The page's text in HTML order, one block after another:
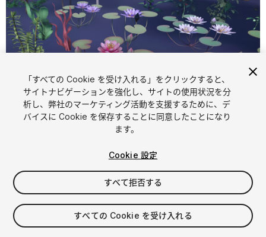
1 /
$49.99
消費税は決済時に計算されます
「すべての Cookie を受け入れる」をクリックすると、
サイトナビゲーションを強化し、サイトの使用状況を分
析し、弊社のマーケティング活動を支援するために、デ
バイスに Cookie を保存することに同意したことになり
ます。
Cookie 設定
すべて拒否する
すべての Cookie を受け入れる